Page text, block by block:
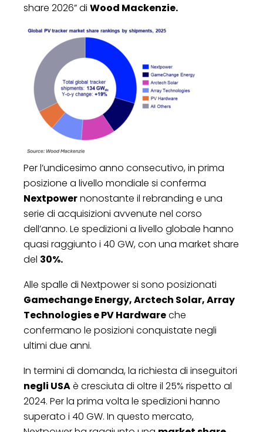
share 2026” di Wood Mackenzie.
Per l’undicesimo anno consecutivo, in prima
posizione a livello mondiale si conferma
Nextpowernonostante il rebranding e una
serie di acquisizioni avvenute nel corso
dell’anno. Le spedizioni a livello globale hanno
quasi raggiunto i 40 GW, con una market share
del 30%.
Alle spalle di Nextpower si sono posizionati
Gamechange Energy, Arctech Solar, Array
Technologies e PV Hardwareche
confermano le posizioni conquistate negli
ultimi due anni.
In termini di domanda, la richiesta di inseguitori
negli USAè cresciuta di oltre il 25% rispetto al
2024. Per la prima volta le spedizioni hanno
superato i 40 GW. In questo mercato,